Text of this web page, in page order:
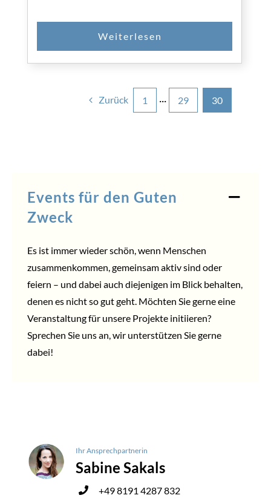
Zurück 1 ··· 29 30
Events für den Guten
Zweck
Es ist immer wieder schön, wenn Menschen
zusammenkommen, gemeinsam aktiv sind oder
feiern – und dabei auch diejenigen im Blick behalten,
denen es nicht so gut geht. Möchten Sie gerne eine
Veranstaltung für unsere Projekte initiieren?
Sprechen Sie uns an, wir unterstützen Sie gerne
dabei!
Ihr Ansprechpartnerin
Sabine Sakals
+49 8191 4287 832